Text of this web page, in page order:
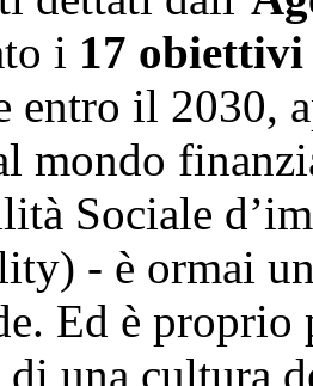
i 17 obiettivi
entro il 2030,
mondo
Sociale
- è ormai
Ed è
di una cultura